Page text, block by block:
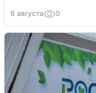
6 августа 0